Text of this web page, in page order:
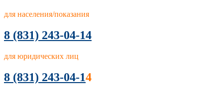
для населения/показания
8 (831) 243-04-14
для юридических лиц
8 (831) 243-04-14